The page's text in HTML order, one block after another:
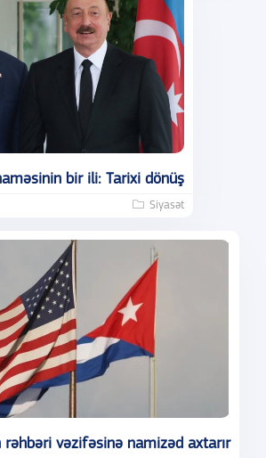
bir ili: Tarixi dönüş
Siyasət
rəhbəri vəzifəsinə namizəd axtarır